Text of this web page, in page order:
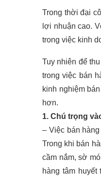
Trong thời đại
lợi nhuận cao.
trong việc kinh
Tuy nhiên để
trong việc bán
kinh nghiệm
hơn.
1. Chú trọng
– Việc bán
Trong khi bán
cầm nắm, sờ
hàng tâm